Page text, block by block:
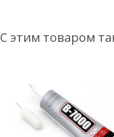
С этим товаром